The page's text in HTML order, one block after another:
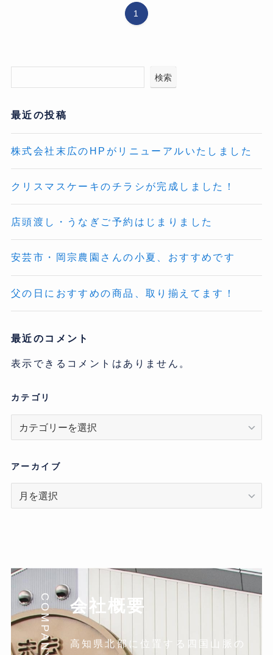
1
検索
最近の投稿
株式会社末広のHPがリニューアルいたしました
クリスマスケーキのチラシが完成しました！
店頭渡し・うなぎご予約はじまりました
安芸市・岡宗農園さんの小夏、おすすめです
父の日におすすめの商品、取り揃えてます！
最近のコメント
表示できるコメントはありません。
カテゴリ
リ
アーカイブ
ア
COMPANY 会社概要
高知県北部に位置する四国山脈の